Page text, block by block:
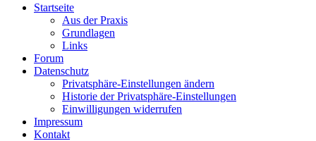
Startseite
Aus der Praxis
Grundlagen
Links
Forum
Datenschutz
Privatsphäre-Einstellungen ändern
Historie der Privatsphäre-Einstellungen
Einwilligungen widerrufen
Impressum
Kontakt